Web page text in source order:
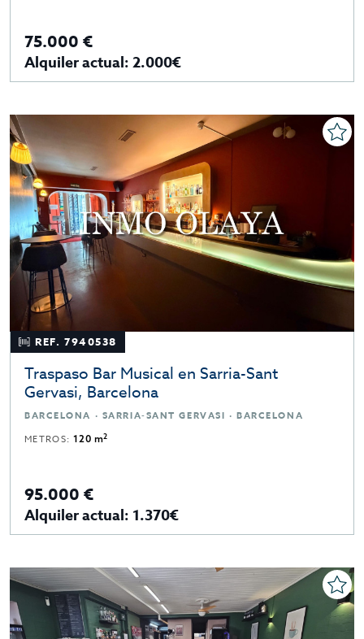
75.000 €
Alquiler actual: 2.000€
REF. 7940538
Traspaso Bar Musical en Sarria-Sant
Gervasi, Barcelona
BARCELONA · SARRIA-SANT GERVASI · BARCELONA
METROS:120 m2
95.000 €
Alquiler actual: 1.370€